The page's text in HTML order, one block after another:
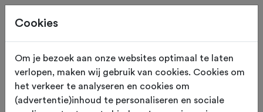
OVERIG Gewijzigd op 25 april 2022
Cookies
Om je bezoek aan onze websites optimaal te laten
verlopen, maken wij gebruik van cookies. Cookies om
het verkeer te analyseren en cookies om
(advertentie)inhoud te personaliseren en sociale